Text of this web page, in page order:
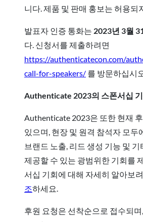
니다. 제품 및 판매 홍보는 허용되
발표자 인증 통화는 2023년 3월
다. 신청서를 제출하려면
https://authenticatecon.com/
call-for-speakers/ 를 방문하십시
Authenticate 2023의 스폰서십
Authenticate 2023은 또한 현재
있으며, 현장 및 원격 참석자 모두
브랜드 노출, 리드 생성 기능 및
제공할 수 있는 광범위한 기회를
서십 기회에 대해 자세히 알아보
조하세요.
후원 요청은 선착순으로 접수되